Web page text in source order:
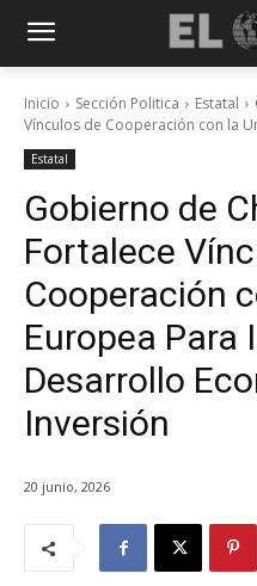
Inicio Sección Politica Estatal
Vínculos de Cooperación con la
Estatal
Gobierno de
Fortalece
Cooperación
Europea Para
Desarrollo
Inversión
20 junio, 2026